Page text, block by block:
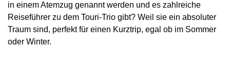
in einem Atemzug genannt werden und es zahlreiche
Reiseführer zu dem Touri-Trio gibt? Weil sie ein absoluter
Traum sind, perfekt für einen Kurztrip, egal ob im Sommer
oder Winter.